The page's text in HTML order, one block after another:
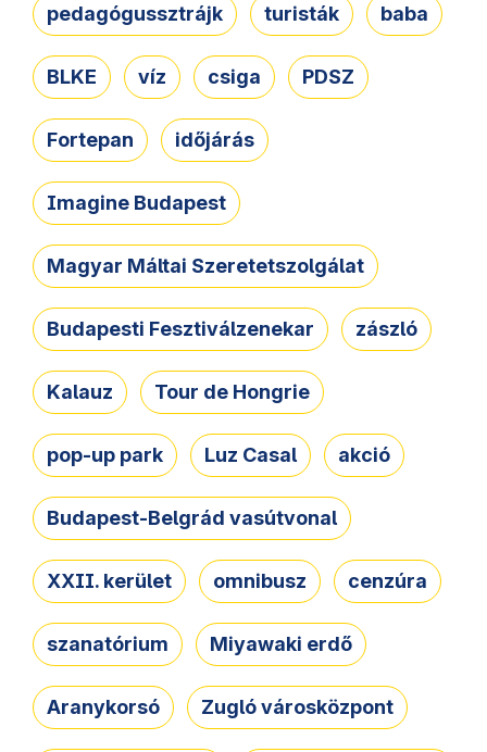
pedagógussztrájk turisták baba
BLKE víz csiga PDSZ
Fortepan időjárás
Imagine Budapest
Magyar Máltai Szeretetszolgálat
Budapesti Fesztiválzenekar zászló
Kalauz Tour de Hongrie
pop-up park Luz Casal akció
Budapest-Belgrád vasútvonal
XXII. kerület omnibusz cenzúra
szanatórium Miyawaki erdő
Aranykorsó Zugló városközpont